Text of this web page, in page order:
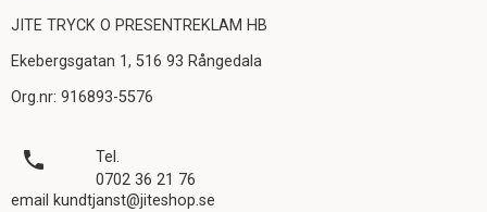
JITE TRYCK O PRESENTREKLAM HB
Ekebergsgatan 1, 516 93 Rångedala
Org.nr: 916893-5576
local_phone
Tel.
0702 36 21 76
email kundtjanst@jiteshop.se